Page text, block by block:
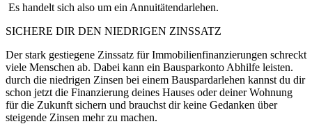
Es handelt sich also um ein Annuitätendarlehen.
SICHERE DIR DEN NIEDRIGEN ZINSSATZ
Der stark gestiegene Zinssatz für Immobilienfinanzierungen schreckt
viele Menschen ab. Dabei kann ein Bausparkonto Abhilfe leisten.
durch die niedrigen Zinsen bei einem Bauspardarlehen kannst du dir
schon jetzt die Finanzierung deines Hauses oder deiner Wohnung
für die Zukunft sichern und brauchst dir keine Gedanken über
steigende Zinsen mehr zu machen.